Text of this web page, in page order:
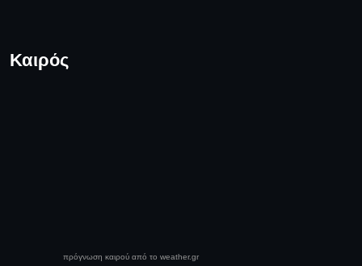
Καιρός
πρόγνωση καιρού από το weather.gr